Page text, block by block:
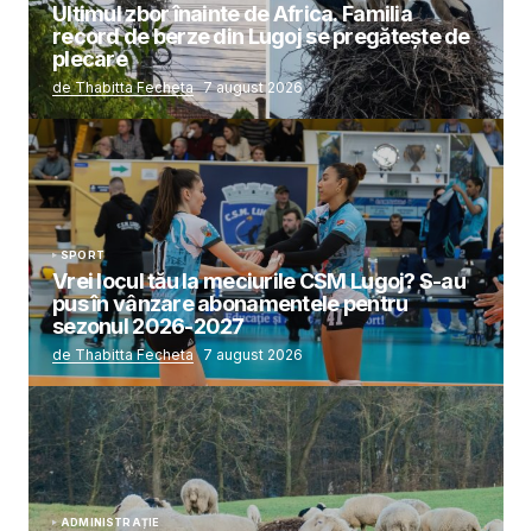
Ultimul zbor înainte de Africa. Familia
record de berze din Lugoj se pregătește de
plecare
de Thabitta Fecheta 7 august 2026
SPORT
Vrei locul tău la meciurile CSM Lugoj? S-au
pus în vânzare abonamentele pentru
sezonul 2026-2027
de Thabitta Fecheta 7 august 2026
ADMINISTRAȚIE